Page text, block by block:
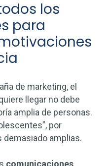
los
para
de marketing, el
llegar no debe
amplia de personas.
por
demasiado amplias.
comunicaciones